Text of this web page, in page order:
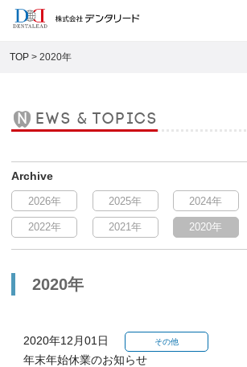
TOP> 2020年
news & topics
2026 2025 2024
2022 2021 2020
2020年
2020年12月01日 その他
年末年始休業のお知らせ